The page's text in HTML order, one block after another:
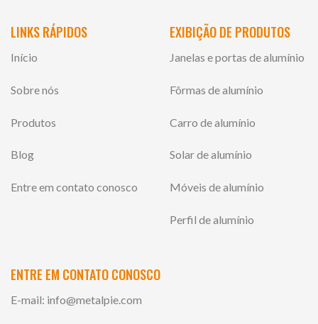
LINKS RÁPIDOS
Início
Sobre nós
Produtos
Blog
Entre em contato conosco
EXIBIÇÃO DE PRODUTOS
Janelas e portas de alumínio
Fôrmas de alumínio
Carro de alumínio
Solar de alumínio
Móveis de alumínio
Perfil de alumínio
ENTRE EM CONTATO CONOSCO
E-mail: info@metalpie.com